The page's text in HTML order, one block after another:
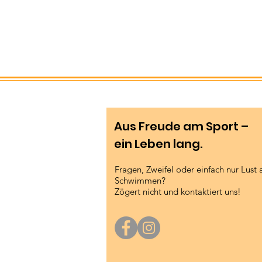
Aus Freude am Sport –
ein Leben lang.
Fragen, Zweifel oder einfach nur Lust
Schwimmen?
Zögert nicht und kontaktiert uns!